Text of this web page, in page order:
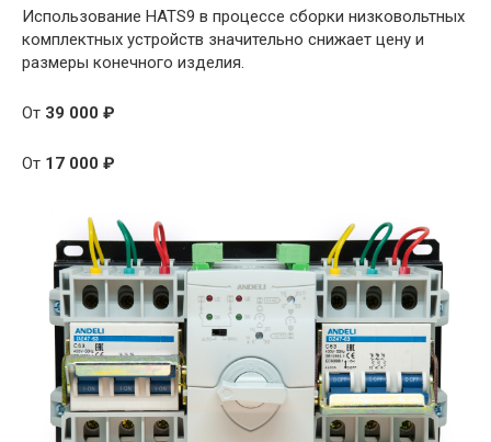
Использование HATS9 в процессе сборки низковольтных
комплектных устройств значительно снижает цену и
размеры конечного изделия.
От 39 000 ₽
От 17 000 ₽